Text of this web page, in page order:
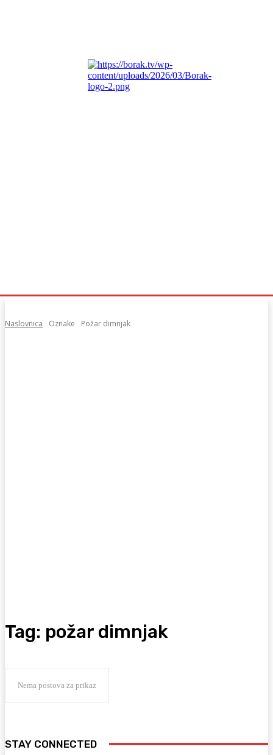
Naslovnica Oznake Požar dimnjak
Tag: požar dimnjak
Nema postova za prikaz
STAY CONNECTED